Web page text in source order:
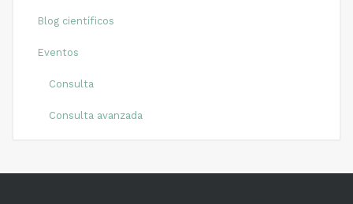
Blog científicos
Eventos
Consulta
Consulta avanzada